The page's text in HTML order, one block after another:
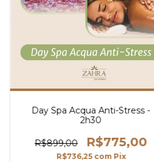
Day Spa Acqua Anti-Stress -
2h30
R$899,00 R$775,00
R$736,25 com Pix